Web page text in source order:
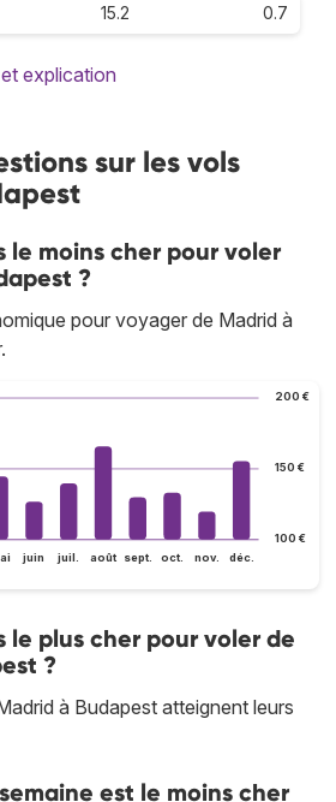
15.2 0.7
explication
sur les vols
le moins cher pour voler
?
pour voyager de Madrid à
100 €
150 €
200 €
juin juil. août sept. oct. nov. déc.
le plus cher pour voler de
?
à Budapest atteignent leurs
est le moins cher